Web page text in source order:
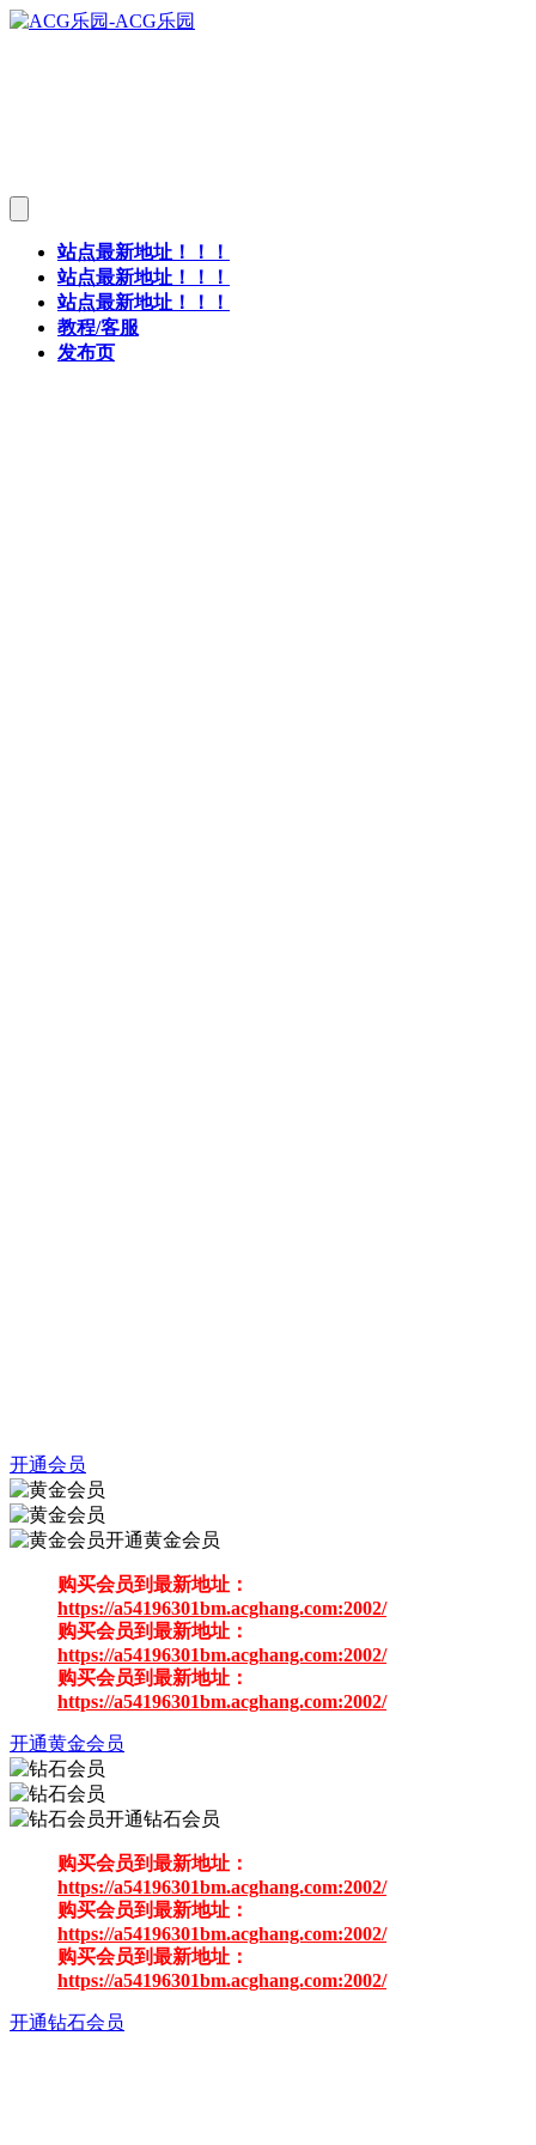
站点最新地址！！！
站点最新地址！！！
站点最新地址！！！
教程/客服
发布页
开通会员
开通黄金会员
购买会员到最新地址：
https://a54196301bm.acghang.com:2002/
购买会员到最新地址：
https://a54196301bm.acghang.com:2002/
购买会员到最新地址：
https://a54196301bm.acghang.com:2002/
开通黄金会员
开通钻石会员
购买会员到最新地址：
https://a54196301bm.acghang.com:2002/
购买会员到最新地址：
https://a54196301bm.acghang.com:2002/
购买会员到最新地址：
https://a54196301bm.acghang.com:2002/
开通钻石会员